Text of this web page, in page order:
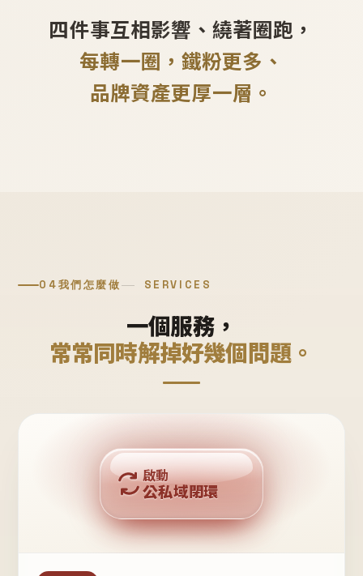
四件事互相影響、繞著圈跑，
每轉一圈，鐵粉更多、
品牌資產更厚一層。
04我們怎麼做 SERVICES
一個服務，
常常同時解掉好幾個問題。
公域流量
私域鐵粉
回購複利
啟動
公私域閉環